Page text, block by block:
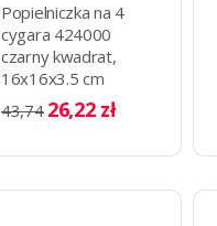
Popielniczka na 4
cygara 424000
czarny kwadrat,
16x16x3.5 cm
OUTLET!
43,74 26,22 zł